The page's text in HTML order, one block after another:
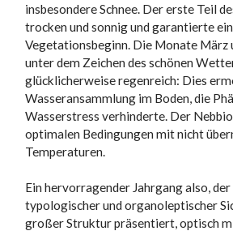
insbesondere Schnee. Der erste Teil
trocken und sonnig und garantierte
Vegetationsbeginn. Die Monate März
unter dem Zeichen des schönen
glücklicherweise regenreich: Dies
Wasseransammlung im Boden, die
Wasserstress verhinderte. Der
optimalen Bedingungen mit nicht
Temperaturen.
Ein hervorragender Jahrgang also, der
typologischer und organoleptischer
großer Struktur präsentiert, optisch